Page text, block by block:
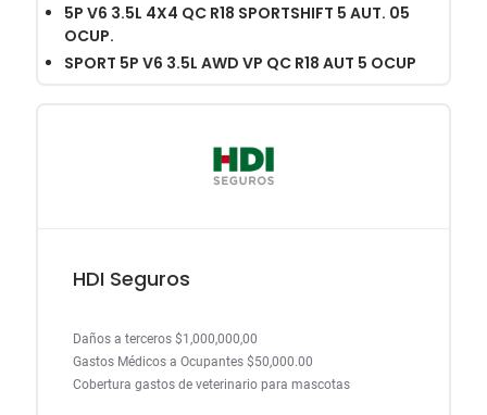
5P V6 3.5L 4X4 QC R18 SPORTSHIFT 5 AUT. 05
OCUP.
SPORT 5P V6 3.5L AWD VP QC R18 AUT 5 OCUP
HDI Seguros
Daños a terceros $1,000,000,00
Gastos Médicos a Ocupantes $50,000.00
Cobertura gastos de veterinario para mascotas